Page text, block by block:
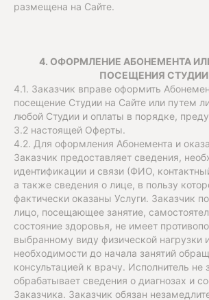
размещена на Сайте.
4. ОФОРМЛЕНИЕ АБОНЕМЕНТА
ПОСЕЩЕНИЯ СТУДИИ
4.1. Заказчик вправе оформить
посещение Студии на Сайте или путем
любой Студии и оплаты в порядке,
3.2 настоящей Оферты.
4.2. Для оформления Абонемента и
Заказчик предоставляет сведения,
идентификации и связи (ФИО,
а также сведения о лице, в пользу
фактически оказаны Услуги. Заказчик
лицо, посещающее занятие,
состояние здоровья, не имеет
выбранному виду физической нагрузки
необходимости до начала занятий
консультацией к врачу. Исполнитель не
обрабатывает сведения о диагнозах и
Заказчика. Заказчик обязан